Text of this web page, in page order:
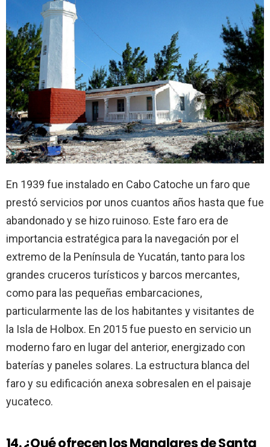
En 1939 fue instalado en Cabo Catoche un faro que
prestó servicios por unos cuantos años hasta que fue
abandonado y se hizo ruinoso. Este faro era de
importancia estratégica para la navegación por el
extremo de la Península de Yucatán, tanto para los
grandes cruceros turísticos y barcos mercantes,
como para las pequeñas embarcaciones,
particularmente las de los habitantes y visitantes de
la Isla de Holbox. En 2015 fue puesto en servicio un
moderno faro en lugar del anterior, energizado con
baterías y paneles solares. La estructura blanca del
faro y su edificación anexa sobresalen en el paisaje
yucateco.
14. ¿Qué ofrecen los Manglares de Santa